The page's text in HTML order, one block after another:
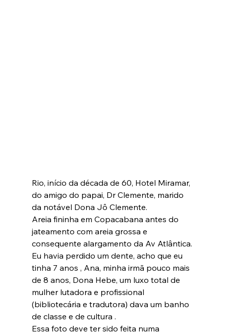
Rio, início da década de 60, Hotel Miramar,
do amigo do papai, Dr Clemente, marido
da notável Dona Jô Clemente.
Areia fininha em Copacabana antes do
jateamento com areia grossa e
consequente alargamento da Av Atlântica.
Eu havia perdido um dente, acho que eu
tinha 7 anos , Ana, minha irmã pouco mais
de 8 anos, Dona Hebe, um luxo total de
mulher lutadora e profissional
(bibliotecária e tradutora) dava um banho
de classe e de cultura .
Essa foto deve ter sido feita numa